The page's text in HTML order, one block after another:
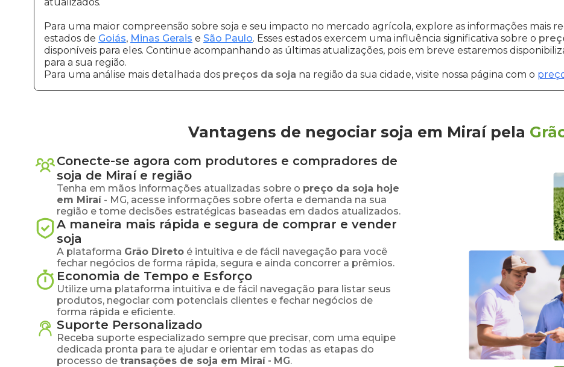
Para uma maior compreensão sobre soja e seu impacto no mercado agrícola, explore as informações mais
estados de Goiás, Minas Gerais e São Paulo. Esses estados exercem uma influência significativa sobre o
disponíveis para eles. Continue acompanhando as últimas atualizações, pois em breve estaremos
para a sua região.
Para uma análise mais detalhada dos preços da soja na região da sua cidade, visite nossa página com o
Vantagens de negociar soja em Miraí pela
Conecte-se agora com produtores e compradores de
soja de Miraíe região
Tenha em mãos informações atualizadas sobre o preço da soja hoje
em Miraí - MG, acesse informações sobre oferta e demanda na sua
região e tome decisões estratégicas baseadas em dados atualizados.
A maneira mais rápida e segura de comprar e vender
soja
A plataforma Grão Direto é intuitiva e de fácil navegação para você
fechar negócios de forma rápida, segura e ainda concorrer a prêmios.
Economia de Tempo e Esforço
Utilize uma plataforma intuitiva e de fácil navegação para listar seus
produtos, negociar com potenciais clientes e fechar negócios de
forma rápida e eficiente.
Suporte Personalizado
Receba suporte especializado sempre que precisar, com uma equipe
dedicada pronta para te ajudar e orientar em todas as etapas do
processo de transações de soja em Miraí - MG.